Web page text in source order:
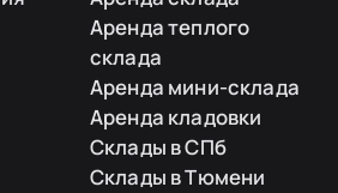
Аренда теплого
склада
Аренда мини-склада
Аренда кладовки
Склады в СПб
Склады в Тюмени